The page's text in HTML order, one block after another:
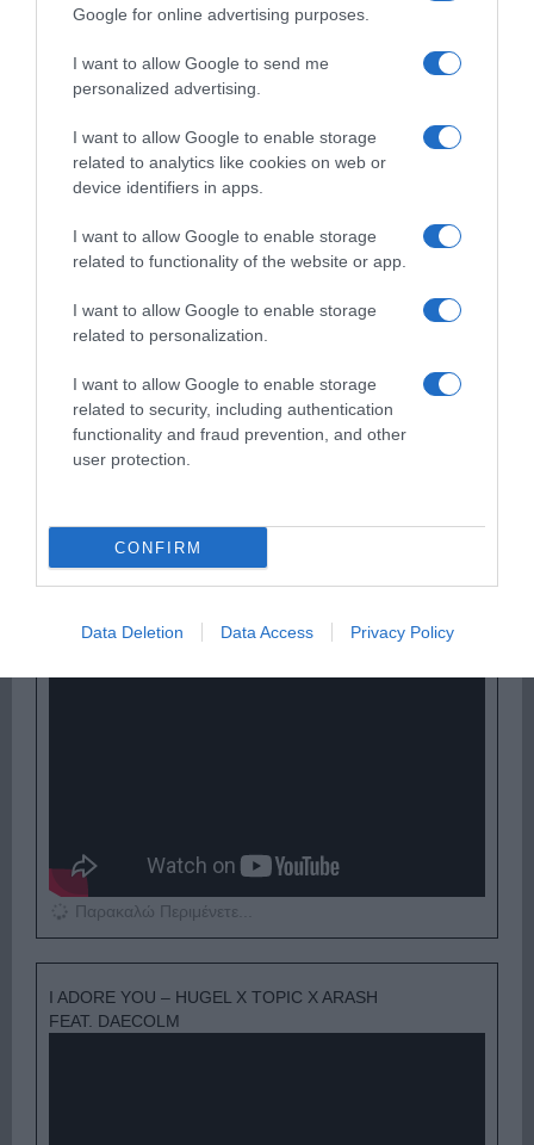
Google for online advertising purposes.
I want to allow Google to send me
personalized advertising.
I want to allow Google to enable storage
related to analytics like cookies on web or
device identifiers in apps.
I want to allow Google to enable storage
related to functionality of the website or app.
I want to allow Google to enable storage
related to personalization.
I want to allow Google to enable storage
related to security, including authentication
functionality and fraud prevention, and other
user protection.
CONFIRM
Data Deletion Data Access Privacy Policy
Παρακαλώ Περιμένετε...
ΕΞΑΙΡΕΣΗ – ΒΙΣΣΗ ΑΝΝΑ
Παρακαλώ Περιμένετε...
ΝΙΚΟΣ
Παρακαλώ Περιμένετε...
I ADORE YOU – HUGEL X TOPIC X ARASH
FEAT. DAECOLM